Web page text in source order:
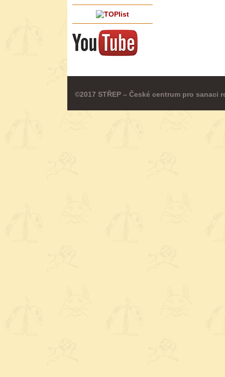
©2017 STŘEP – České centrum pro sanaci